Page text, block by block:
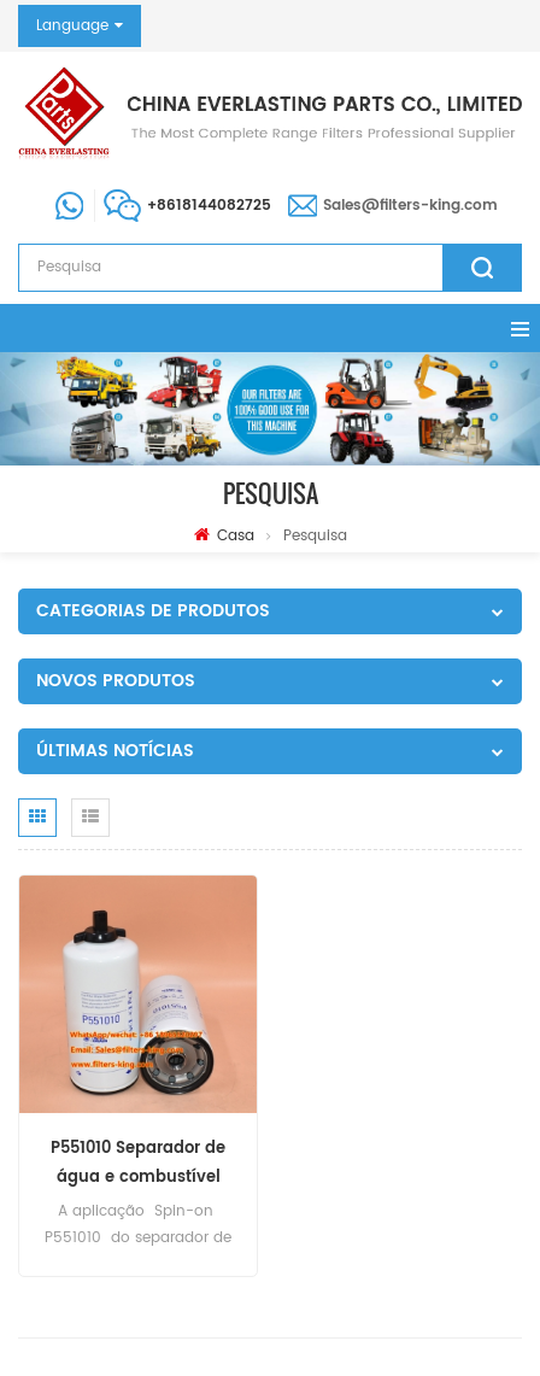
Language
+8618144082725 Sales@filters-king.com
PESQUISA
Casa Pesquisa
CATEGORIAS DE PRODUTOS
NOVOS PRODUTOS
ÚLTIMAS NOTÍCIAS
P551010 Separador de
água e combustível
giratório
A aplicação Spin-on
P551010 do separador de